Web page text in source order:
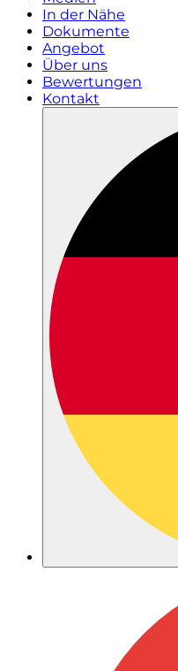
In der Nähe
Dokumente
Angebot
Über uns
Bewertungen
Kontakt